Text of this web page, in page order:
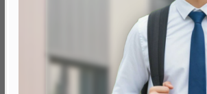
Минск, Октябрьский, просп. Мира
метро «Ковальская Слобода», 566 м